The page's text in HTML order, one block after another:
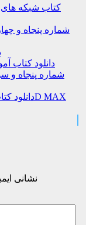
کتاب شبکه های
شماره پنجاه و
دانلود کتاب
شماره پنجاه و
دانلود کتاب آموزش نرم افزار سه بعدی سازی 3D MAX
نشانی